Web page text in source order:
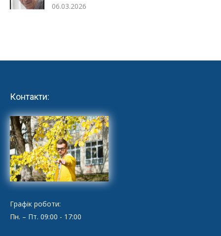
06.03.2026
Контакти:
Графік роботи:
Пн. – Пт. 09:00 - 17:00